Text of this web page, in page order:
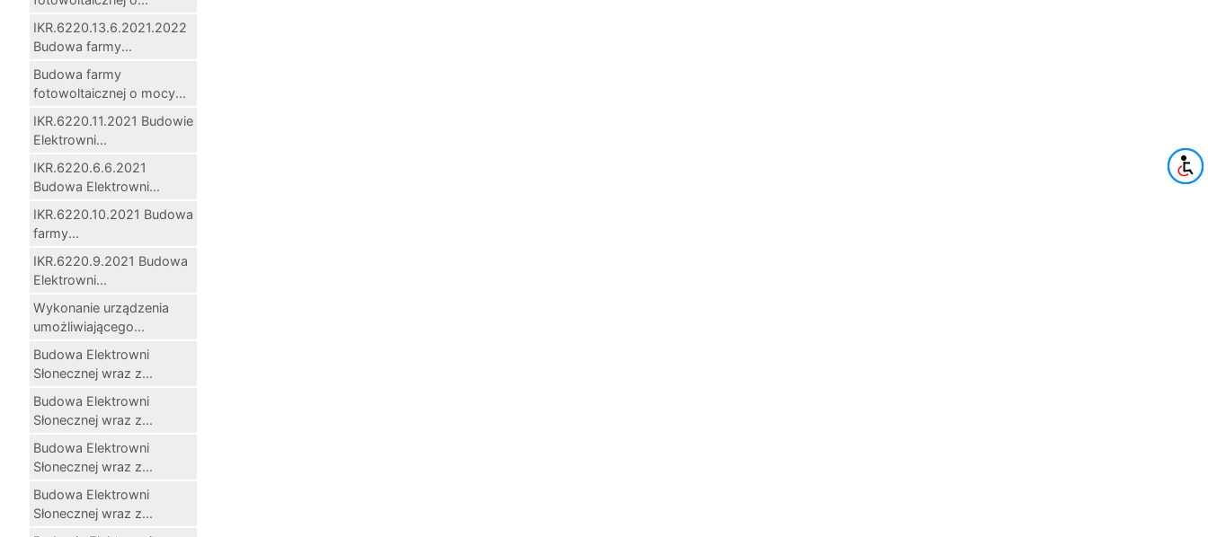
IKR.6220.13.6.2021.2022
Budowa farmy...
Budowa farmy
fotowoltaicznej o mocy...
IKR.6220.11.2021 Budowie
Elektrowni...
IKR.6220.6.6.2021
Budowa Elektrowni...
IKR.6220.10.2021 Budowa
farmy...
IKR.6220.9.2021 Budowa
Elektrowni...
Wykonanie urządzenia
umożliwiającego...
Budowa Elektrowni
Słonecznej wraz z...
Budowa Elektrowni
Słonecznej wraz z...
Budowa Elektrowni
Słonecznej wraz z...
Budowa Elektrowni
Słonecznej wraz z...